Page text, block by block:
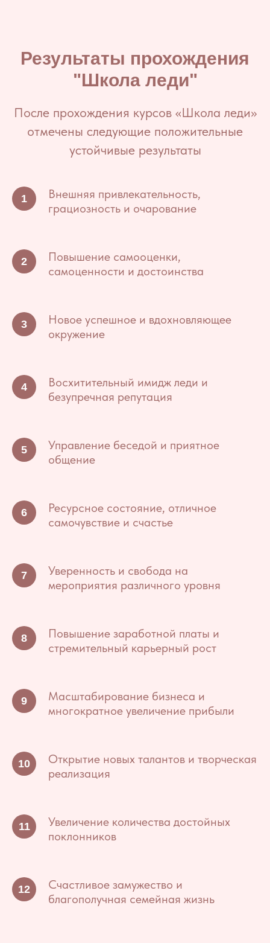
Результаты прохождения
"Школа леди"
После прохождения курсов «Школа леди»
отмечены следующие положительные
устойчивые результаты
Внешняя привлекательность,
грациозность и очарование
Повышение самооценки,
самоценности и достоинства
Новое успешное и вдохновляющее
окружение
Восхитительный имидж леди и
безупречная репутация
Управление беседой и приятное
общение
Ресурсное состояние, отличное
самочувствие и счастье
Уверенность и свобода на
мероприятия различного уровня
Повышение заработной платы и
стремительный карьерный рост
Масштабирование бизнеса и
многократное увеличение прибыли
Открытие новых талантов и творческая
реализация
Увеличение количества достойных
поклонников
Счастливое замужество и
благополучная семейная жизнь